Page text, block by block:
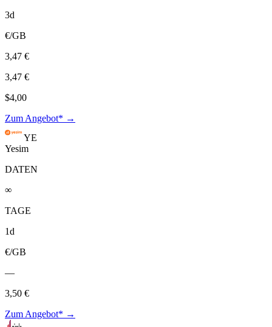
3d
€/GB
3,47 €
3,47 €
$4,00
Zum Angebot* →
YE
Yesim
DATEN
∞
TAGE
1d
€/GB
—
3,50 €
Zum Angebot* →